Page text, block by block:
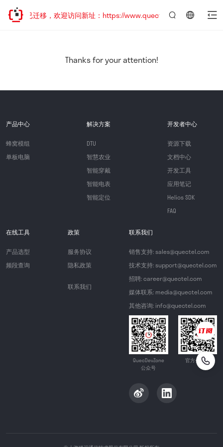
站地址已迁移，欢迎访问新址：https://www.quectel.com.cn
Thanks for your attention!
产品中心
蜂窝模组
单板电脑
解决方案
DTU
智慧农业
智能穿戴
智能电表
智能定位
开发者中心
资源下载
文档中心
开发工具
应用笔记
Helios SDK
FAQ
在线工具
产品选型
频段查询
政策
服务协议
隐私政策
联系我们
联系我们
销售支持: sales@quectel.com
技术支持: support@quectel.com
招聘: career@quectel.com
媒体联系: media@quectel.com
其他咨询: info@quectel.com
QuecDevZone
公众号
官方公众号